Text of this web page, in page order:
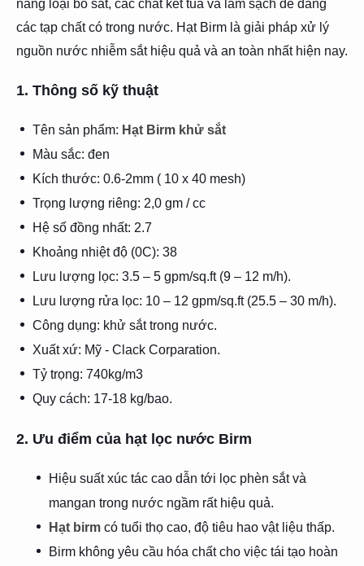
năng loại bỏ sắt, các chất kết tủa và làm sạch dễ dàng
các tạp chất có trong nước. Hạt Birm là giải pháp xử lý
nguồn nước nhiễm sắt hiệu quả và an toàn nhất hiện nay.
1. Thông số kỹ thuật
Tên sản phẩm: Hạt Birm khử sắt
Màu sắc: đen
Kích thước: 0.6-2mm ( 10 x 40 mesh)
Trọng lượng riêng: 2,0 gm / cc
Hệ số đồng nhất: 2.7
Khoảng nhiệt độ (0C): 38
Lưu lượng lọc: 3.5 – 5 gpm/sq.ft (9 – 12 m/h).
Lưu lượng rửa lọc: 10 – 12 gpm/sq.ft (25.5 – 30 m/h).
Công dụng: khử sắt trong nước.
Xuất xứ: Mỹ - Clack Corparation.
Tỷ trọng: 740kg/m3
Quy cách: 17-18 kg/bao.
2. Ưu điểm của hạt lọc nước Birm
Hiệu suất xúc tác cao dẫn tới lọc phèn sắt và
mangan trong nước ngầm rất hiệu quả.
Hạt birm có tuổi thọ cao, độ tiêu hao vật liệu thấp.
Birm không yêu cầu hóa chất cho việc tái tạo hoàn